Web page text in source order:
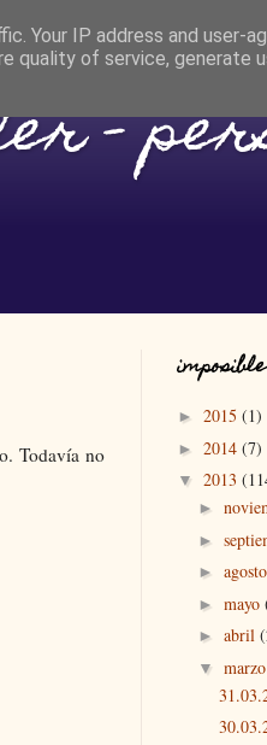
-
Todavía no
► 2015 (1)
► 2014 (7)
▼ 2013
►
►
► agosto
► mayo
► abril
▼ marzo
Your IP address and user-
quality of service, generate